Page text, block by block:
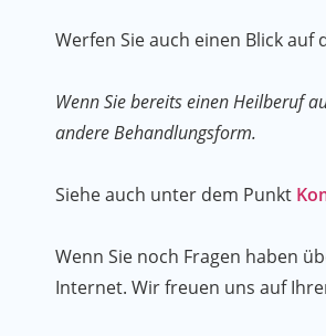
Werfen Sie auch einen Blick
Wenn Sie bereits einen Heilberuf
andere Behandlungsform.
Siehe auch unter dem Punkt
Wenn Sie noch Fragen haben
Internet. Wir freuen uns auf